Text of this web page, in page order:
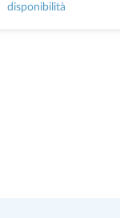
disponibilità